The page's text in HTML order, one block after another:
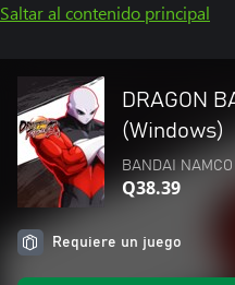
Saltar al contenido principal
DRAGON
(Windows)
BANDAI
Q38.39
Requiere un juego